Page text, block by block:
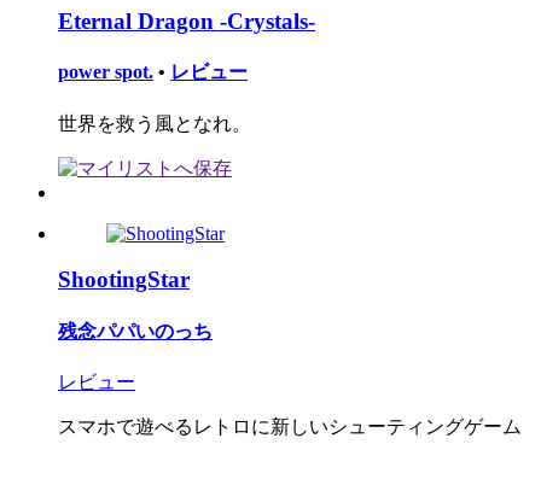
Eternal Dragon -Crystals-
power spot. • レビュー
世界を救う風となれ。
ShootingStar
残念パパいのっち
レビュー
スマホで遊べるレトロに新しいシューティングゲーム